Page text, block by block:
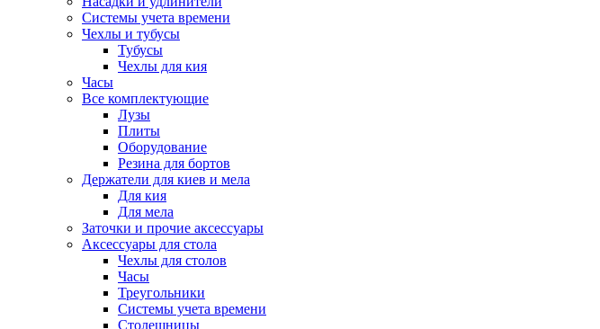
Системы учета времени
Чехлы и тубусы
Тубусы
Чехлы для кия
Часы
Все комплектующие
Лузы
Плиты
Оборудование
Резина для бортов
Держатели для киев и мела
Для кия
Для мела
Заточки и прочие аксессуары
Аксессуары для стола
Чехлы для столов
Часы
Треугольники
Системы учета времени
Столешницы